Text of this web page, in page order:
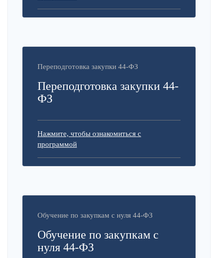
Переподготовка закупки 44-ФЗ
Переподготовка закупки 44-
ФЗ
Нажмите, чтобы ознакомиться с
программой
Обучение по закупкам с нуля 44-ФЗ
Обучение по закупкам с
нуля 44-ФЗ